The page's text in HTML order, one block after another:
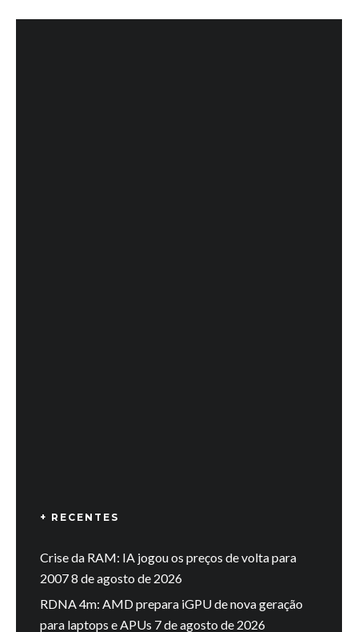
+ RECENTES
Crise da RAM: IA jogou os preços de volta para
20078 de agosto de 2026
RDNA 4m: AMD prepara iGPU de nova geração
para laptops e APUs 7 de agosto de 2026